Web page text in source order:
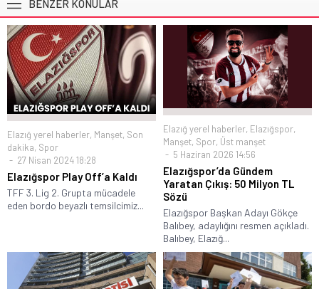
BENZER KONULAR
Elazığ yerel haberler, Manşet, Son
dakika, Spor
27 Nisan 2024 18:28
Elazığspor Play Off’a Kaldı
TFF 3. Lig 2. Grupta mücadele
eden bordo beyazlı temsilcimiz...
Elazığ yerel haberler, Elazığspor,
Manşet, Spor, Üst manşet
5 Haziran 2026 14:56
Elazığspor’da Gündem
Yaratan Çıkış: 50 Milyon TL
Sözü
Elazığspor Başkan Adayı Gökçe
Balıbey, adaylığını resmen açıkladı.
Balıbey, Elazığ...